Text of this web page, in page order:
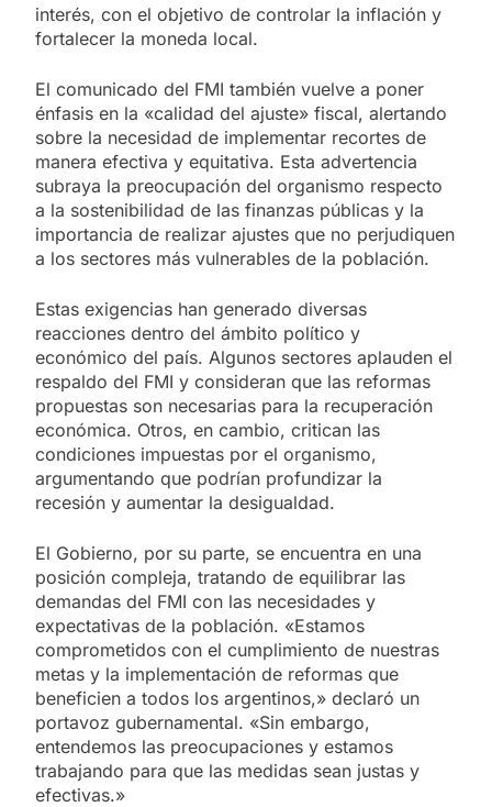
interés, con el objetivo de controlar la inflación y
fortalecer la moneda local.
El comunicado del FMI también vuelve a poner
énfasis en la «calidad del ajuste» fiscal, alertando
sobre la necesidad de implementar recortes de
manera efectiva y equitativa. Esta advertencia
subraya la preocupación del organismo respecto
a la sostenibilidad de las finanzas públicas y la
importancia de realizar ajustes que no perjudiquen
a los sectores más vulnerables de la población.
Estas exigencias han generado diversas
reacciones dentro del ámbito político y
económico del país. Algunos sectores aplauden el
respaldo del FMI y consideran que las reformas
propuestas son necesarias para la recuperación
económica. Otros, en cambio, critican las
condiciones impuestas por el organismo,
argumentando que podrían profundizar la
recesión y aumentar la desigualdad.
El Gobierno, por su parte, se encuentra en una
posición compleja, tratando de equilibrar las
demandas del FMI con las necesidades y
expectativas de la población. «Estamos
comprometidos con el cumplimiento de nuestras
metas y la implementación de reformas que
beneficien a todos los argentinos,» declaró un
portavoz gubernamental. «Sin embargo,
entendemos las preocupaciones y estamos
trabajando para que las medidas sean justas y
efectivas.»